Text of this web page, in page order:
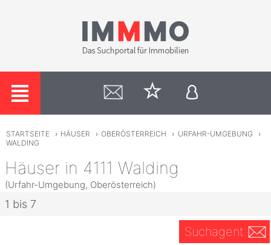
STARTSEITE › HÄUSER › OBERÖSTERREICH › URFAHR-UMGEBUNG
›
WALDING
Häuser in 4111 Walding
(Urfahr-Umgebung, Oberösterreich)
1 bis 7
Suchagent